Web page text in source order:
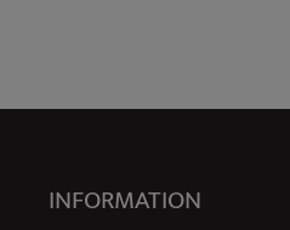
INFORMATION